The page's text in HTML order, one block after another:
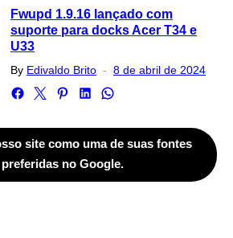
Fwupd 1.9.16 lançado com
suporte para docks Acer T34 e
U33
By Edivaldo Brito
Posted
8 de abril de 2024
site como uma de suas fontes
preferidas no Google.